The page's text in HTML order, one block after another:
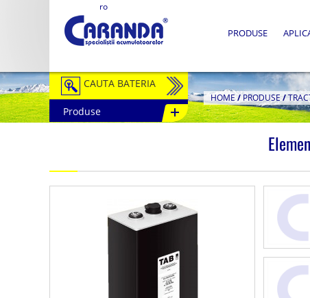
ro
PRODUSE
CAUTA BATERIA
Auto / Moto
Semitractiune
Redresoare
Accesorii Baterii
Fotovoltaice
Produse
HOME/PRODUSE /